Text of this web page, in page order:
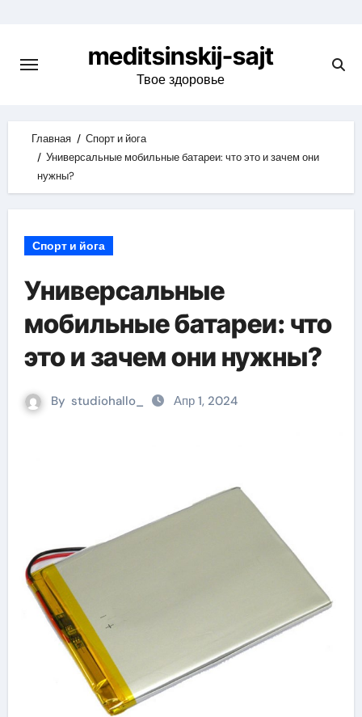
content
meditsinskij-sajt
Твое здоровье
Главная
Спорт и йога
Универсальные мобильные батареи: что это и зачем они
нужны?
Спорт и йога
Универсальные
мобильные батареи: что
это и зачем они нужны?
By studiohallo_ Апр 1, 2024